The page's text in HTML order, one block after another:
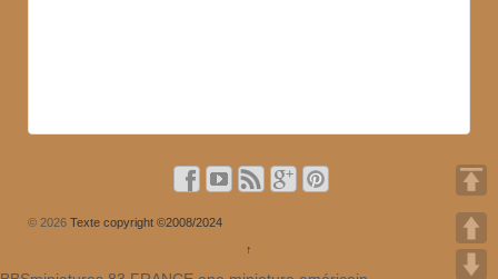
© 2026 Texte copyright ©2008/2024
↑